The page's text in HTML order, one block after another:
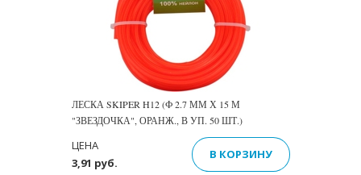
ЛЕСКА SKIPER H12 (Ф 2.7 ММ Х 15 М
"ЗВЕЗДОЧКА", ОРАНЖ., В УП. 50 ШТ.)
3,91 руб.
ЦЕНА
В КОРЗИНУ